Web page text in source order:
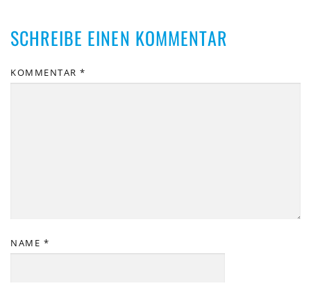
SCHREIBE EINEN KOMMENTAR
KOMMENTAR *
NAME *